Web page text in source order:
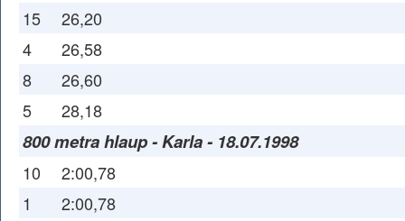
15
26,20
4
26,58
8
26,60
5
28,18
800 metra hlaup - Karla - 18.07.1998
10
2:00,78
1
2:00,78